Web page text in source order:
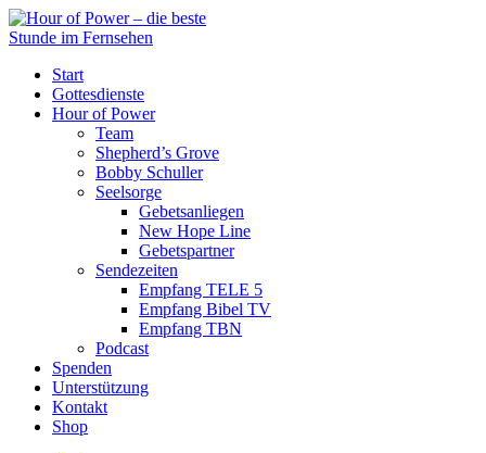
Start
Gottesdienste
Hour of Power
Team
Shepherd’s Grove
Bobby Schuller
Seelsorge
Gebetsanliegen
New Hope Line
Gebetspartner
Sendezeiten
Empfang TELE 5
Empfang Bibel TV
Empfang TBN
Podcast
Spenden
Unterstützung
Kontakt
Shop